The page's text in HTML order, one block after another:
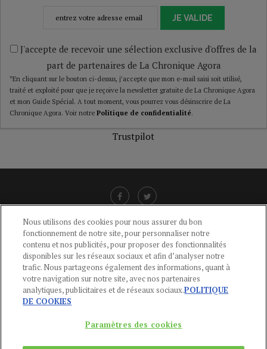
JE VALIDE
J'accepte de recevoir une sélection exclusive d'offres de la
part de partenaires de La Chronique Agora
*En cliquant sur le bouton ci-dessus, j’accepte que mon e-mail saisi soit utilisé,
traité et exploité pour que je reçoive la newsletter gratuite de La Chronique Agora
et mon Guide Spécial. A tout moment, vous pourrez vous désinscrire de La
Chronique Agora. Voir notre Politique de confidentialité.
Trustpilot
LIENS UTILES
CGU-POLITIQUE DE CONFIDENTIALITÉ -POLITIQUE DES COOKIES
MENTIONS LÉGALES -AIDE
CONTACT
Du Lundi au Vendredi, 9h-13h et 14h-17h
Nous utilisons des cookies pour nous assurer du bon
fonctionnement de notre site, pour personnaliser notre
contenu et nos publicités, pour proposer des fonctionnalités
disponibles sur les réseaux sociaux et afin d’analyser notre
trafic. Nous partageons également des informations, quant à
votre navigation sur notre site, avec nos partenaires
analytiques, publicitaires et de réseaux sociaux.POLITIQUE
DE COOKIES
Paramètres des cookies